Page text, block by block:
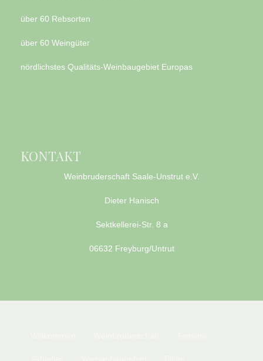
über 60 Rebsorten
über 60 Weingüter
nördlichstes Qualitäts-Weinbaugebiet Europas
KONTAKT
Weinbruderschaft Saale-Unstrut e.V.
Dieter Hanisch
Sektkellerei-Str. 8 a
06632 Freyburg/Untrut